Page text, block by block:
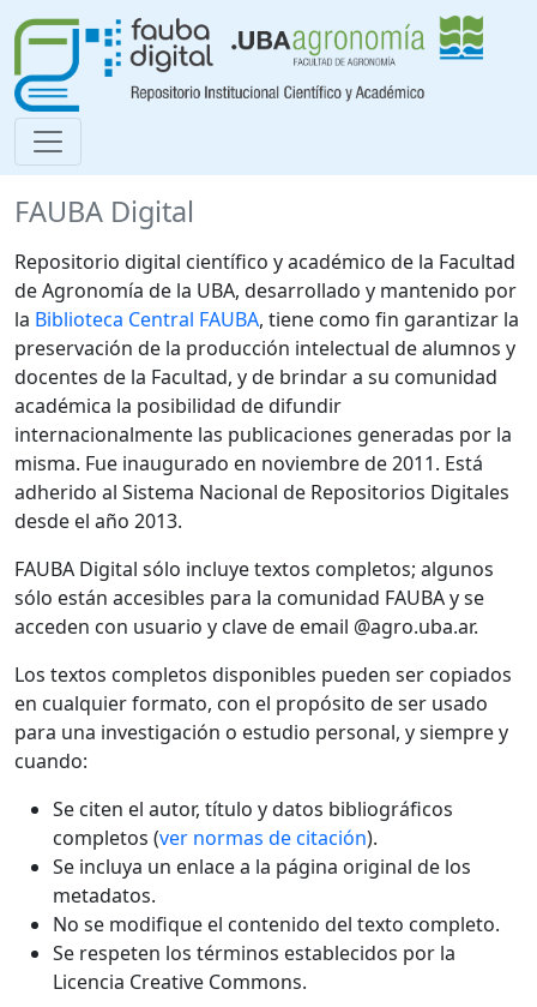
FAUBA Digital
Repositorio digital científico y académico de la Facultad
de Agronomía de la UBA, desarrollado y mantenido por
la Biblioteca Central FAUBA, tiene como fin garantizar la
preservación de la producción intelectual de alumnos y
docentes de la Facultad, y de brindar a su comunidad
académica la posibilidad de difundir
internacionalmente las publicaciones generadas por la
misma. Fue inaugurado en noviembre de 2011. Está
adherido al Sistema Nacional de Repositorios Digitales
desde el año 2013.
FAUBA Digital sólo incluye textos completos; algunos
sólo están accesibles para la comunidad FAUBA y se
acceden con usuario y clave de email @agro.uba.ar.
Los textos completos disponibles pueden ser copiados
en cualquier formato, con el propósito de ser usado
para una investigación o estudio personal, y siempre y
cuando:
Se citen el autor, título y datos bibliográficos
completos (ver normas de citación).
Se incluya un enlace a la página original de los
metadatos.
No se modifique el contenido del texto completo.
Se respeten los términos establecidos por la
Licencia Creative Commons.